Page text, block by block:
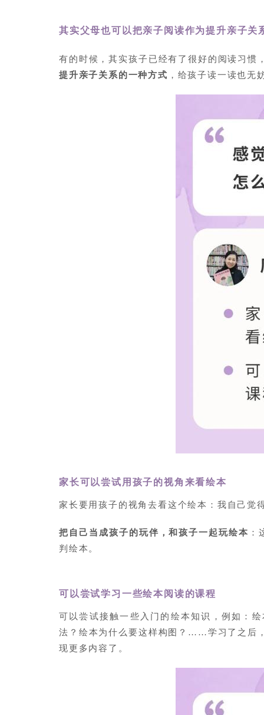
其实父母也可以把亲子阅读作为提升亲子关
有的时候，其实孩子已经有了很好的阅读习
提升亲子关系的一种方式 ，给孩子读一读也无
家长可以尝试用孩子的视角来看绘本
家长要用孩子的视角去看这个绘本：我自己觉
把自己当成孩子的玩伴，和孩子一起玩绘本
判绘本。
可以尝试学习一些绘本阅读的课程
可以尝试接触一些入门的绘本知识，例如：
法？绘本为什么要这样构图？……学习了之后
现更多内容了。